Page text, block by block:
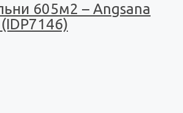
605м2 – Angsana